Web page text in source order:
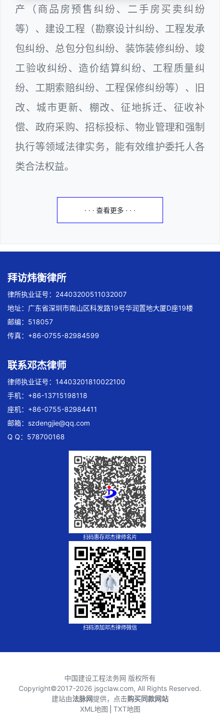
产（商品房预售纠纷、二手房买卖纠纷
等）、建设工程（勘察设计纠纷、工程发承
包纠纷、总包分包纠纷、装饰装修纠纷、竣
工验收纠纷、造价结算纠纷、工程质量纠
纷、工期索赔纠纷、工程保修纠纷等）、旧
改、城市更新、棚改、征地拆迁、征收补
偿、政府采购、招标投标、物业管理和强制
执行等领域法律实务，能有效维护委托人各
类合法权益。
· · · 查看更多 · · ·
拜访炜衡律所
律所执业证号：24403200511032007
地址：广东省深圳市南山区科发路19号华润置地大厦D座19楼
邮编：518057
传真：+86-0755-82984599
联系邓杰律师
律师执业证号：14403201810022100
手机：+86-13715198118
座机：+86-0755-82984411
邮箱： szdengjie@qq.com
Q Q：578700168
扫码惠存邓杰律师名片
扫码添加邓杰律师微信
中国建设工程法务网 版权所有
Copyright©2017-2026 jsgclaw.com, All Rights Reserved.
建站由法脉网提供，点击购买同款网站
XML地图 TXT地图